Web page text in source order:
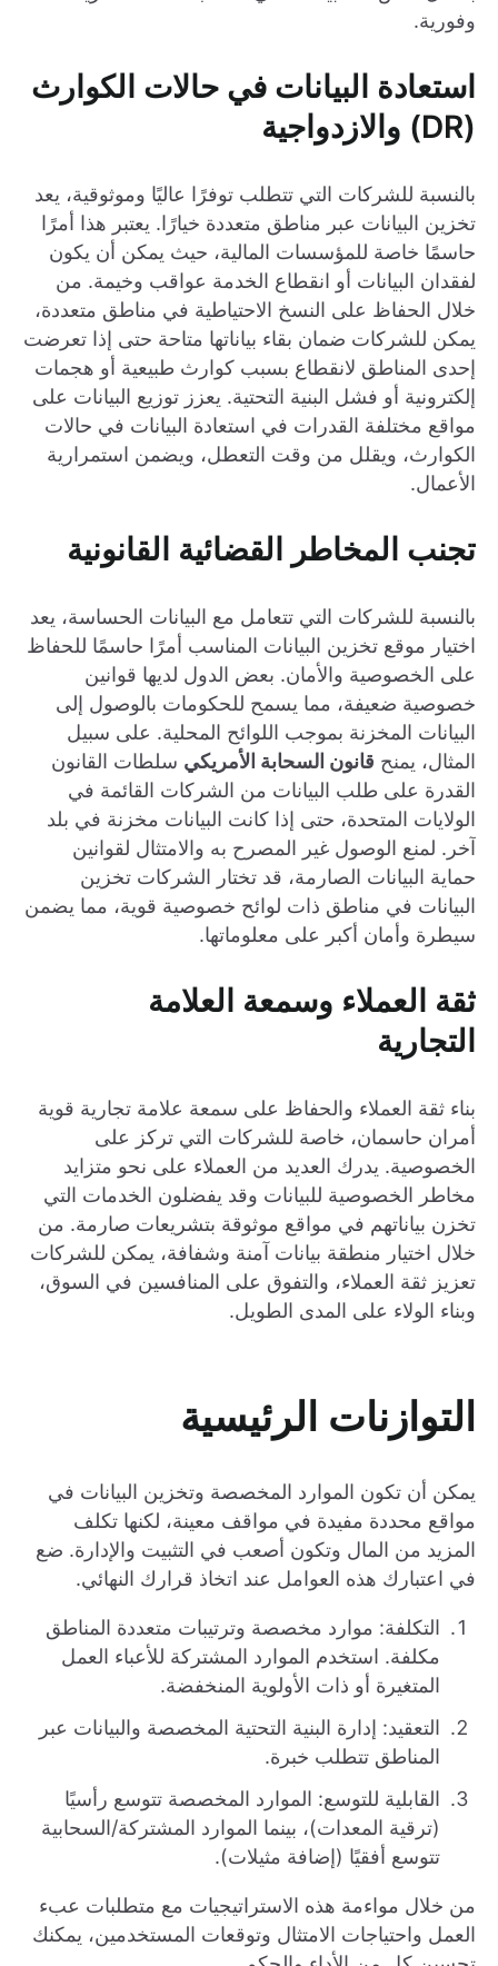
وفورية.
استعادة البيانات في حالات الكوارث
(DR) والازدواجية
بالنسبة للشركات التي تتطلب توفرًا عاليًا وموثوقية، يعد
تخزين البيانات عبر مناطق متعددة خيارًا. يعتبر هذا أمرًا
حاسمًا خاصة للمؤسسات المالية، حيث يمكن أن يكون
لفقدان البيانات أو انقطاع الخدمة عواقب وخيمة. من
خلال الحفاظ على النسخ الاحتياطية في مناطق متعددة،
يمكن للشركات ضمان بقاء بياناتها متاحة حتى إذا تعرضت
إحدى المناطق لانقطاع بسبب كوارث طبيعية أو هجمات
إلكترونية أو فشل البنية التحتية. يعزز توزيع البيانات على
مواقع مختلفة القدرات في استعادة البيانات في حالات
الكوارث، ويقلل من وقت التعطل، ويضمن استمرارية
الأعمال.
تجنب المخاطر القضائية القانونية
بالنسبة للشركات التي تتعامل مع البيانات الحساسة، يعد
اختيار موقع تخزين البيانات المناسب أمرًا حاسمًا للحفاظ
على الخصوصية والأمان. بعض الدول لديها قوانين
خصوصية ضعيفة، مما يسمح للحكومات بالوصول إلى
البيانات المخزنة بموجب اللوائح المحلية. على سبيل
المثال، يمنح قانون السحابة الأمريكي سلطات القانون
القدرة على طلب البيانات من الشركات القائمة في
الولايات المتحدة، حتى إذا كانت البيانات مخزنة في بلد
آخر. لمنع الوصول غير المصرح به والامتثال لقوانين
حماية البيانات الصارمة، قد تختار الشركات تخزين
البيانات في مناطق ذات لوائح خصوصية قوية، مما يضمن
سيطرة وأمان أكبر على معلوماتها.
ثقة العملاء وسمعة العلامة
التجارية
بناء ثقة العملاء والحفاظ على سمعة علامة تجارية قوية
أمران حاسمان، خاصة للشركات التي تركز على
الخصوصية. يدرك العديد من العملاء على نحو متزايد
مخاطر الخصوصية للبيانات وقد يفضلون الخدمات التي
تخزن بياناتهم في مواقع موثوقة بتشريعات صارمة. من
خلال اختيار منطقة بيانات آمنة وشفافة، يمكن للشركات
تعزيز ثقة العملاء، والتفوق على المنافسين في السوق،
وبناء الولاء على المدى الطويل.
التوازنات الرئيسية
يمكن أن تكون الموارد المخصصة وتخزين البيانات في
مواقع محددة مفيدة في مواقف معينة، لكنها تكلف
المزيد من المال وتكون أصعب في التثبيت والإدارة. ضع
في اعتبارك هذه العوامل عند اتخاذ قرارك النهائي.
التكلفة: موارد مخصصة وترتيبات متعددة المناطق
مكلفة. استخدم الموارد المشتركة للأعباء العمل
المتغيرة أو ذات الأولوية المنخفضة.
التعقيد: إدارة البنية التحتية المخصصة والبيانات عبر
المناطق تتطلب خبرة.
القابلية للتوسع: الموارد المخصصة تتوسع رأسيًا
(ترقية المعدات)، بينما الموارد المشتركة/السحابية
تتوسع أفقيًا (إضافة مثيلات).
من خلال مواءمة هذه الاستراتيجيات مع متطلبات عبء
العمل واحتياجات الامتثال وتوقعات المستخدمين، يمكنك